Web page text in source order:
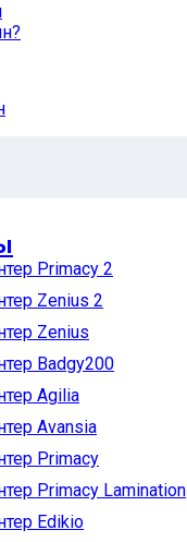
Primacy 2
Zenius 2
Zenius
Badgy200
Agilia
Avansia
Primacy
Primacy Lamination
Edikio